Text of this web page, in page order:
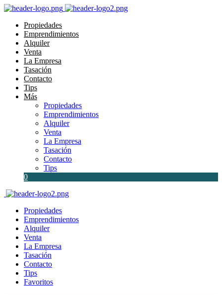
Propiedades
Emprendimientos
Alquiler
Venta
La Empresa
Tasación
Contacto
Tips
Más
Propiedades
Emprendimientos
Alquiler
Venta
La Empresa
Tasación
Contacto
Tips
0
Propiedades
Emprendimientos
Alquiler
Venta
La Empresa
Tasación
Contacto
Tips
Favoritos